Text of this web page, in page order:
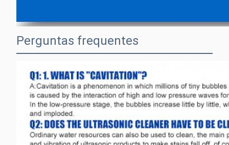
Perguntas frequentes